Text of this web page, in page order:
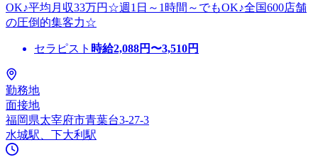
OK♪平均月収33万円☆週1日～1時間～でもOK♪全国600店舗
の圧倒的集客力☆
セラピスト 時給2,088円〜3,510円
勤務地
面接地
福岡県太宰府市青葉台3-27-3
水城駅、下大利駅